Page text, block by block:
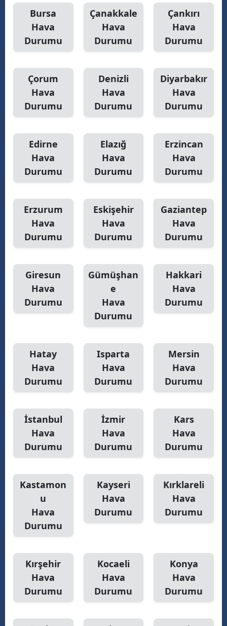
Bursa
Hava
Durumu
Çanakkale
Hava
Durumu
Çankırı
Hava
Durumu
Çorum
Hava
Durumu
Denizli
Hava
Durumu
Diyarbakır
Hava
Durumu
Edirne
Hava
Durumu
Elazığ
Hava
Durumu
Erzincan
Hava
Durumu
Erzurum
Hava
Durumu
Eskişehir
Hava
Durumu
Gaziantep
Hava
Durumu
Giresun
Hava
Durumu
Gümüşhan
e
Hava
Durumu
Hakkari
Hava
Durumu
Hatay
Hava
Durumu
Isparta
Hava
Durumu
Mersin
Hava
Durumu
İstanbul
Hava
Durumu
İzmir
Hava
Durumu
Kars
Hava
Durumu
Kastamon
u
Hava
Durumu
Kayseri
Hava
Durumu
Kırklareli
Hava
Durumu
Kırşehir
Hava
Durumu
Kocaeli
Hava
Durumu
Konya
Hava
Durumu